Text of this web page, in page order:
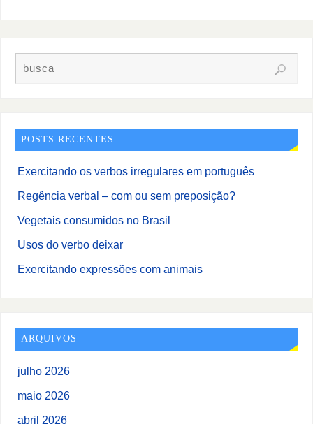
POSTS RECENTES
Exercitando os verbos irregulares em português
Regência verbal – com ou sem preposição?
Vegetais consumidos no Brasil
Usos do verbo deixar
Exercitando expressões com animais
ARQUIVOS
julho 2026
maio 2026
abril 2026